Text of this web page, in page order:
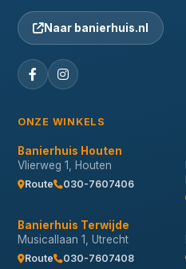
Naar banierhuis.nl
ONZE WINKELS
Banierhuis Houten
Vlierweg 1, Houten
Route 030-7607406
Banierhuis Terwijde
Musicallaan 1, Utrecht
Route 030-7607408